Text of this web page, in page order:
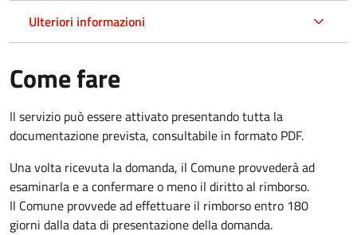
Ulteriori informazioni
Come fare
Il servizio può essere attivato presentando tutta la
documentazione prevista, consultabile in formato PDF.
Una volta ricevuta la domanda, il Comune provvederà ad
esaminarla e a confermare o meno il diritto al rimborso.
Il Comune provvede ad effettuare il rimborso entro 180
giorni dalla data di presentazione della domanda.